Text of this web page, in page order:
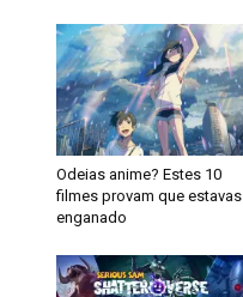
Odeias anime? Estes 10
filmes provam que estavas
enganado